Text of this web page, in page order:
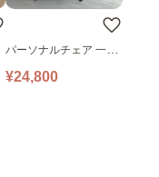
パーソナルチェア 一人
掛けソファ O’HANA ソ
¥24,800